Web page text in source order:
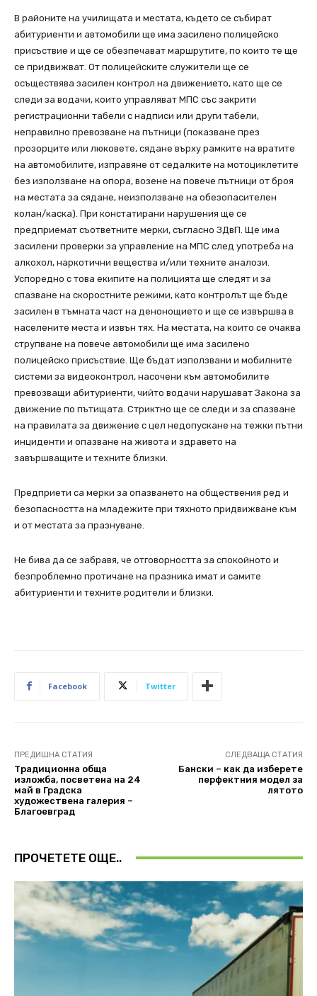
В районите на училищата и местата, където се събират
абитуриенти и автомобили ще има засилено полицейско
присъствие и ще се обезпечават маршрутите, по които те ще
се придвижват. От полицейските служители ще се
осъществява засилен контрол на движението, като ще се
следи за водачи, които управляват МПС със закрити
регистрационни табели с надписи или други табели,
неправилно превозване на пътници (показване през
прозорците или люковете, сядане върху рамките на вратите
на автомобилите, изправяне от седалките на мотоциклетите
без използване на опора, возене на повече пътници от броя
на местата за сядане, неизползване на обезопасителен
колан/каска). При констатирани нарушения ще се
предприемат съответните мерки, съгласно ЗДвП. Ще има
засилени проверки за управление на МПС след употреба на
алкохол, наркотични вещества и/или техните аналози.
Успоредно с това екипите на полицията ще следят и за
спазване на скоростните режими, като контролът ще бъде
засилен в тъмната част на денонощието и ще се извършва в
населените места и извън тях. На местата, на които се очаква
струпване на повече автомобили ще има засилено
полицейско присъствие. Ще бъдат използвани и мобилните
системи за видеоконтрол, насочени към автомобилите
превозващи абитуриенти, чийто водачи нарушават Закона за
движение по пътищата. Стриктно ще се следи и за спазване
на правилата за движение с цел недопускане на тежки пътни
инциденти и опазване на живота и здравето на
завършващите и техните близки.
Предприети са мерки за опазването на обществения ред и
безопасността на младежите при тяхното придвижване към
и от местата за празнуване.
Не бива да се забравя, че отговорността за спокойното и
безпроблемно протичане на празника имат и самите
абитуриенти и техните родители и близки.
Facebook Twitter
ПРЕДИШНА СТАТИЯ
Tрадиционна обща
изложба, посветена на 24
май в Градска
художествена галерия –
Благоевград
СЛЕДВАЩА СТАТИЯ
Бански – как да изберете
перфектния модел за
лятото
ПРОЧЕТЕТЕ ОЩЕ..